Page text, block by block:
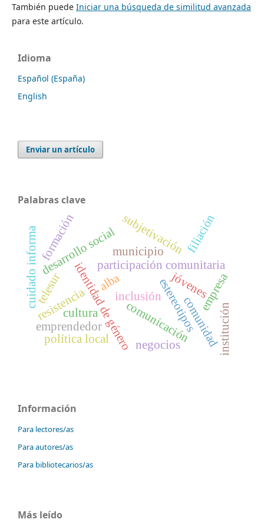
También puede Iniciar una búsqueda de similitud avanzada
para este artículo.
Idioma
Español (España)
English
Enviar un artículo
Palabras clave
identidad de génerocomunicación
estereotipos
cultura
inclusión
participación comunitaria
jóvenes
desarrollo social
comunidad
resistencia institución
subjetivación
cuidado informa
emprendedor
negocios
formación
empresa
alba
telesur
filiación
municipio
política local
Información
Para lectores/as
Para autores/as
Para bibliotecarios/as
Más leído